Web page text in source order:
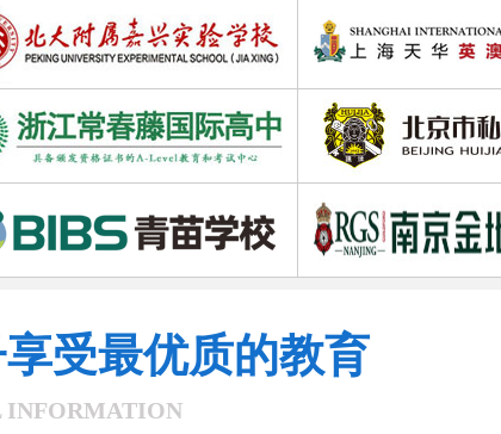
受最优质的教育
INFORMATION